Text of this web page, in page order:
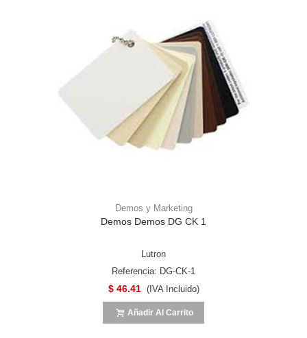
Demos y Marketing
Demos Demos DG CK 1
Lutron
Referencia: DG-CK-1
$ 46.41 (IVA Incluido)
Añadir Al Carrito